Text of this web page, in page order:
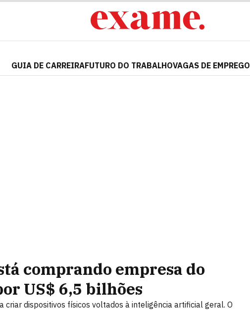
GUIA DE CARREIRAFUTURO DO TRABALHOVAGAS DE EMPREGO
comprando empresa do
US$ 6,5 bilhões
dispositivos físicos voltados à inteligência artificial geral. O